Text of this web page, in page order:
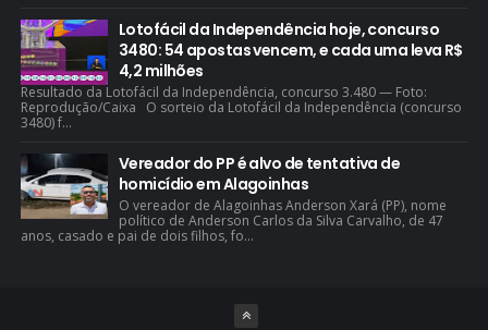
Lotofácil da Independência hoje, concurso
3480: 54 apostas vencem, e cada uma leva R$
4,2 milhões
Resultado da Lotofácil da Independência, concurso 3.480 — Foto:
Reprodução/Caixa O sorteio da Lotofácil da Independência (concurso
3480) f...
Vereador do PP é alvo de tentativa de
homicídio em Alagoinhas
O vereador de Alagoinhas Anderson Xará (PP), nome
político de Anderson Carlos da Silva Carvalho, de 47
anos, casado e pai de dois filhos, fo...